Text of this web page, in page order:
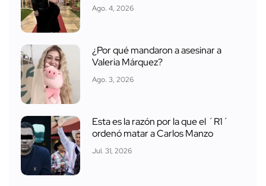
Ago. 4, 2026
¿Por qué mandaron a asesinar a
Valeria Márquez?
Ago. 3, 2026
Esta es la razón por la que el ´R1´
ordenó matar a Carlos Manzo
Jul. 31, 2026